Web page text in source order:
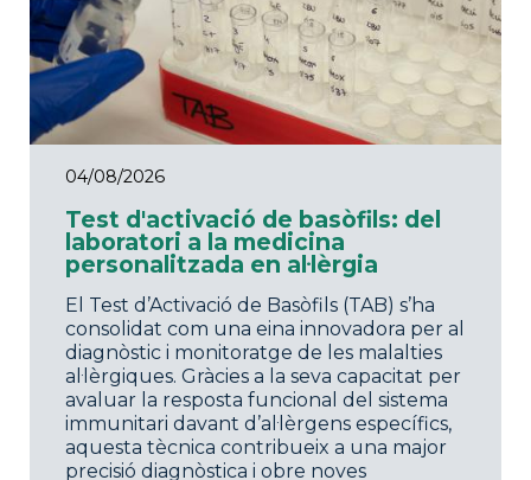
04/08/2026
Test d'activació de basòfils: del
laboratori a la medicina
personalitzada en al·lèrgia
El Test d’Activació de Basòfils (TAB) s’ha
consolidat com una eina innovadora per al
diagnòstic i monitoratge de les malalties
al·lèrgiques. Gràcies a la seva capacitat per
avaluar la resposta funcional del sistema
immunitari davant d’al·lèrgens específics,
aquesta tècnica contribueix a una major
precisió diagnòstica i obre noves